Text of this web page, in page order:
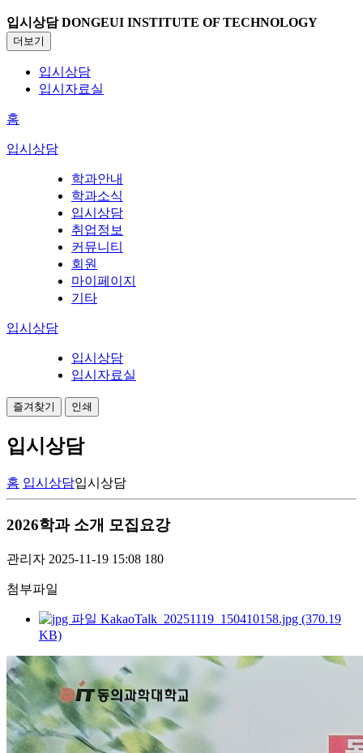
입시상담DONGEUI INSTITUTE OF TECHNOLOGY
더보기
입시상담
입시자료실
홈
입시상담
학과안내
학과소식
입시상담
취업정보
커뮤니티
회원
마이페이지
기타
입시상담
입시상담
입시자료실
즐겨찾기 인쇄
입시상담
홈 입시상담입시상담
2026학과 소개 모집요강
관리자 2025-11-19 15:08 180
첨부파일
KakaoTalk_20251119_150410158.jpg (370.19
KB)